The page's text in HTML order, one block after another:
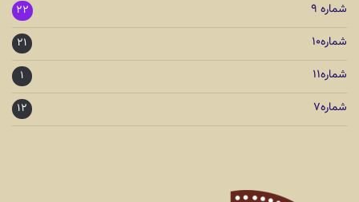
شماره ۹ ۲۲
شماره۱۰ ۲۱
شماره۱۱ ۱
شماره۷ ۱۲